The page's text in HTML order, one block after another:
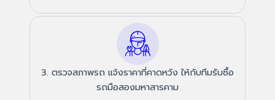
3. ตรวจสภาพรถ แจ้งราคาที่คาดหวัง ให้กับทีมรับซื้อ
รถมือสองมหาสารคาม